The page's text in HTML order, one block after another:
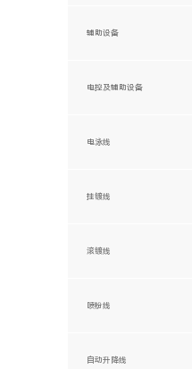
辅助设备
电控及辅助设备
电泳线
挂镀线
滚镀线
喷粉线
自动升降线